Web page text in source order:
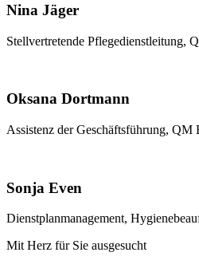
Nina Jäger
Stellvertretende Pflegedienstleitung,
Oksana Dortmann
Assistenz der Geschäftsführung, QM
Sonja Even
Dienstplanmanagement,
Mit Herz für Sie ausgesucht